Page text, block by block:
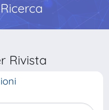
Rivista